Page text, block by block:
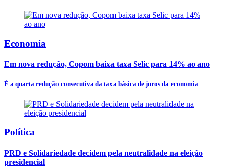
Economia
Em nova redução, Copom baixa taxa Selic para 14% ao ano
É a quarta redução consecutiva da taxa básica de juros da economia
Política
PRD e Solidariedade decidem pela neutralidade na eleição
presidencial